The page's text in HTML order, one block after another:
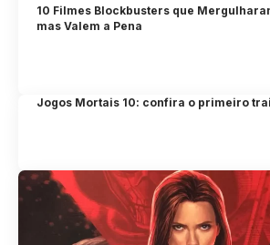
10 Filmes Blockbusters que
mas Valem a Pena
Jogos Mortais 10: confira o primeiro